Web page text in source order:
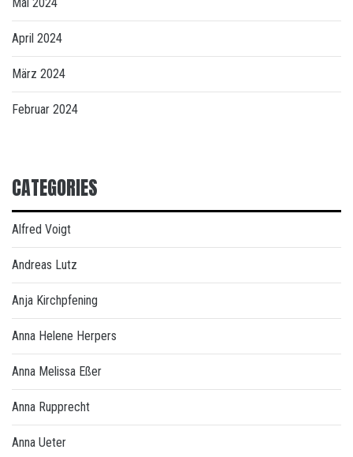
April 2024
März 2024
Februar 2024
CATEGORIES
Alfred Voigt
Andreas Lutz
Anja Kirchpfening
Anna Helene Herpers
Anna Melissa Eßer
Anna Rupprecht
Anna Ueter